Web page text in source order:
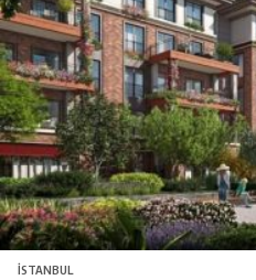
İSTANBUL